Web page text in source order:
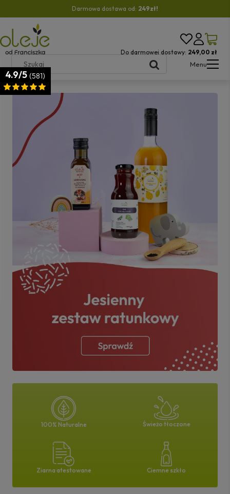
Darmowa dostawa od: 249zł!
Do darmowej dostawy: 249,00 zł
Menu
100% Naturalne Świeżo tłoczone
Ziarna atestowane Ciemne szkło
4.9/5 (581)